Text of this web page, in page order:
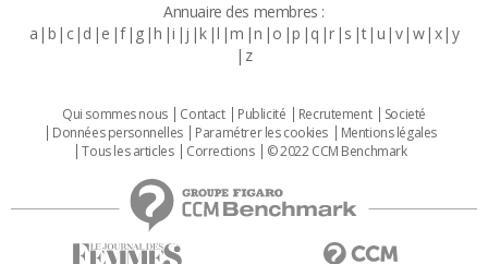
Annuaire des membres :
a b c d e f g h i j k l m n o p q r s t u v w x y
z
Qui sommes nous Contact Publicité Recrutement
Societé
Données personnelles
Paramétrer les cookies
Mentions légales
Tous les articles
Corrections © 2022 CCM Benchmark